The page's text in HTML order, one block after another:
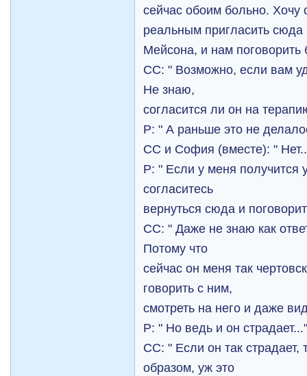
сейчас обоим больно. Хочу
реальным пригласить сюда
Мейсона, и нам поговорить
СС: " Возможнo, если вам
Не знаю,
согласится ли он на
Р: " А раньше это не
СС и София (вместе): "
Р: " Если у меня получится
согласитесь
вернуться сюда и
СС: " Даже не знаю как
Потому что
сейчас он меня так
говорить с ним,
смотреть на него и даже
Р: " Но ведь и он
СС: " Если он так страдает,
образом, уж это